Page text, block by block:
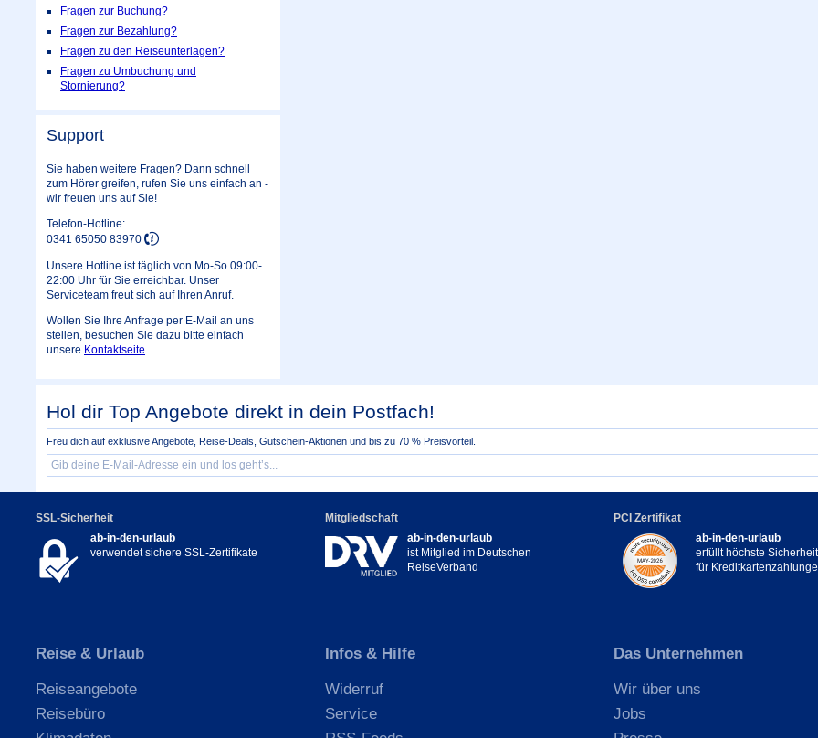
Fragen zur Buchung?
Fragen zur Bezahlung?
Fragen zu den Reiseunterlagen?
Fragen zu Umbuchung und
Stornierung?
Support
Sie haben weitere Fragen? Dann schnell
zum Hörer greifen, rufen Sie uns einfach an -
wir freuen uns auf Sie!
Telefon-Hotline:
0341 65050 83970
Unsere Hotline ist täglich von Mo-So 09:00-
22:00 Uhr für Sie erreichbar. Unser
Serviceteam freut sich auf Ihren Anruf.
Wollen Sie Ihre Anfrage per E-Mail an uns
stellen, besuchen Sie dazu bitte einfach
unsere Kontaktseite
Hol dir Top Angebote direkt in dein Postfach!
Freu dich auf exklusive Angebote, Reise-Deals, Gutschein-Aktionen und bis zu 70 % Preisvorteil.
SSL-Sicherheit
ab-in-den-urlaub
verwendet sichere SSL-Zertifikate
Mitgliedschaft
ab-in-den-urlaub
ist Mitglied im Deutschen
ReiseVerband
PCI Zertifikat
ab-in-den-urlaub
erfüllt höchste
für
Reise & Urlaub
Reiseangebote
Reisebüro
Infos & Hilfe
Widerruf
Service
Das Unternehmen
Wir über uns
Jobs